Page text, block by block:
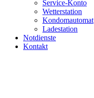
Service-Konto
Wetterstation
Kondomautomat
Ladestation
Notdienste
Kontakt